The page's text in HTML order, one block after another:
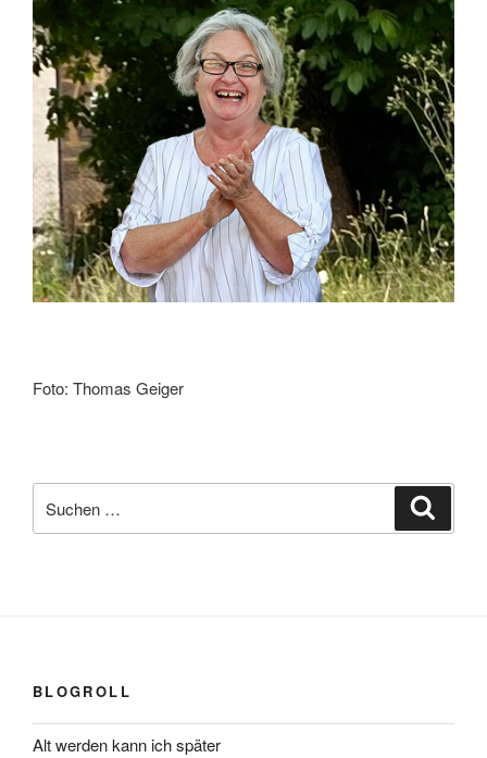
Foto: Thomas Geiger
nach:
BLOGROLL
Alt werden kann ich später